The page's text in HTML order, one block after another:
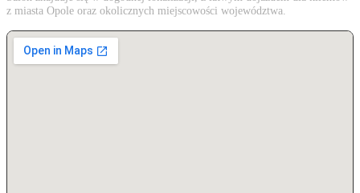
z miasta Opole oraz okolicznych miejscowości województwa.